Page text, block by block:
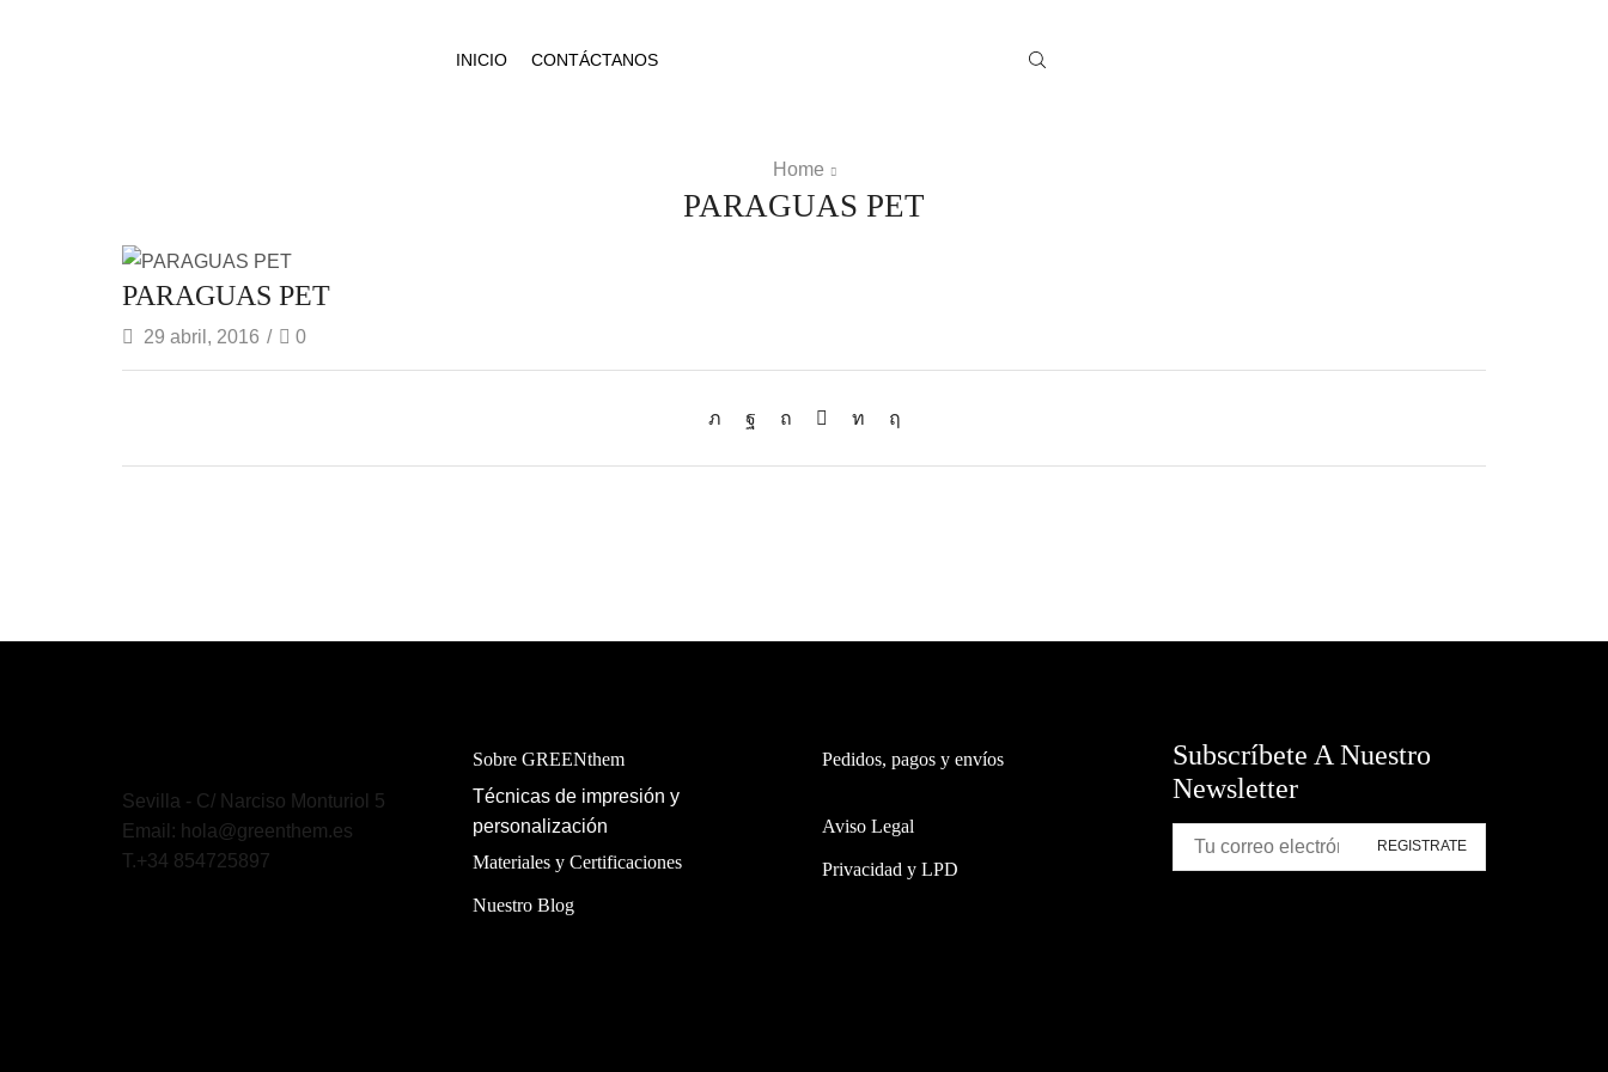
INICIO CONTÁCTANOS
Home
PARAGUAS PET
PARAGUAS PET
29 abril, 2016 / 0
Sevilla - C/ Narciso Monturiol 5
Email: hola@greenthem.es
T.+34 854725897
Sobre GREENthem
Técnicas de impresión y
personalización
Materiales y Certificaciones
Nuestro Blog
Pedidos, pagos y envíos
Aviso Legal
Privacidad y LPD
Subscríbete A Nuestro
Newsletter